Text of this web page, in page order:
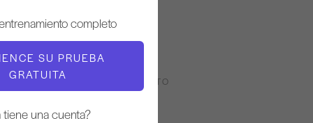
completo
SU PRUEBA
GRATUITA
tiene una cuenta?
PROFESOR
Gina Papalia
RITMO DE ENTRENAMIENTO